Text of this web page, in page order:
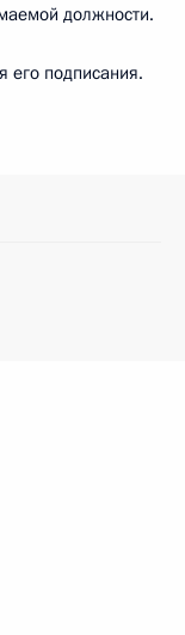
должности.
его подписания.